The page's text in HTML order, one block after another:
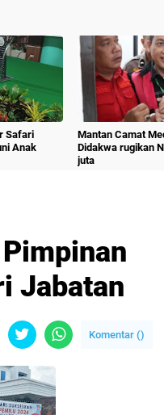
Safari
Anak
Mantan Camat
Didakwa rugikan
juta
Jabatan
Komentar ()